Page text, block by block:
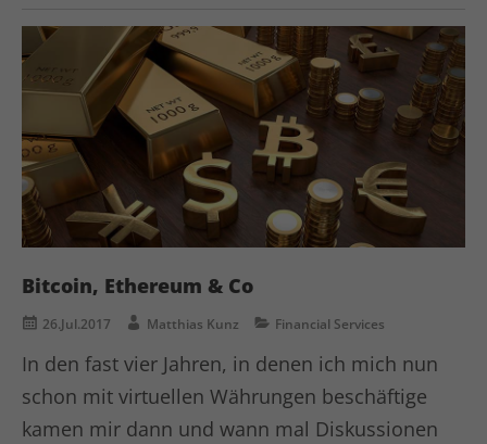
Bitcoin, Ethereum & Co
26.Jul.2017 Matthias Kunz Financial Services
In den fast vier Jahren, in denen ich mich nun
schon mit virtuellen Währungen beschäftige
kamen mir dann und wann mal Diskussionen